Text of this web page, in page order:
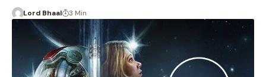
Lord Bhaal 3 Min